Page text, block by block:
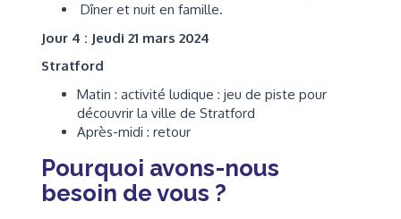
Dîner et nuit en famille.
Jour 4 : Jeudi 21 mars 2024
Stratford
Matin : activité ludique : jeu de piste pour
découvrir la ville de Stratford
Après-midi : retour
Pourquoi avons-nous
besoin de vous ?